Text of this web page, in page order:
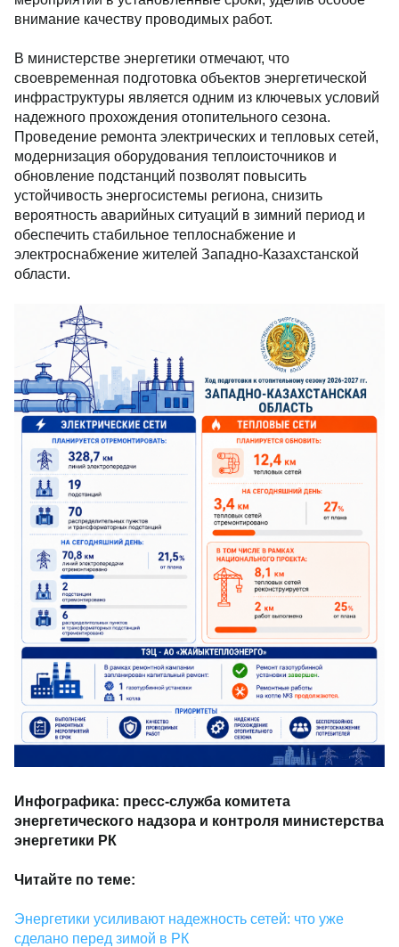
внимание качеству проводимых работ.
В министерстве энергетики отмечают, что
своевременная подготовка объектов энергетической
инфраструктуры является одним из ключевых условий
надежного прохождения отопительного сезона.
Проведение ремонта электрических и тепловых сетей,
модернизация оборудования теплоисточников и
обновление подстанций позволят повысить
устойчивость энергосистемы региона, снизить
вероятность аварийных ситуаций в зимний период и
обеспечить стабильное теплоснабжение и
электроснабжение жителей Западно-Казахстанской
области.
Инфографика: пресс-служба комитета
энергетического надзора и контроля министерства
энергетики РК
Читайте по теме:
Энергетики усиливают надежность сетей: что уже
сделано перед зимой в РК